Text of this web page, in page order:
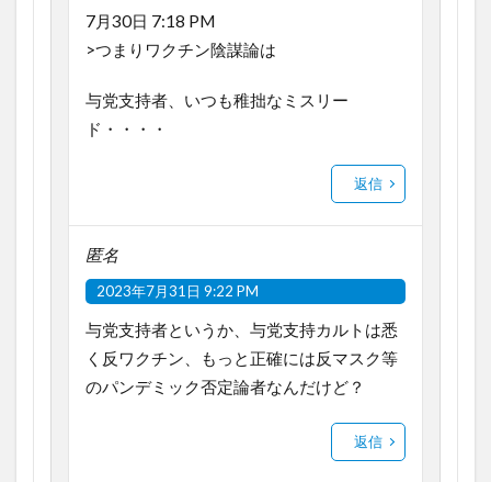
7月30日 7:18 PM
>つまりワクチン陰謀論は
与党支持者、いつも稚拙なミスリー
ド・・・・
返信
匿名
2023年7月31日 9:22 PM
与党支持者というか、与党支持カルトは悉
く反ワクチン、もっと正確には反マスク等
のパンデミック否定論者なんだけど？
返信